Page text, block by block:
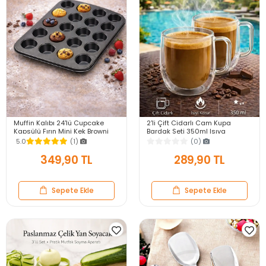
Muffin Kalıbı 24'lü Cupcake
Kapsülü Fırın Mini Kek Browni
Kekstra Kurabiye Kalıbı Muffin
Baking Pan
5.0 (1)
349,90 TL
Sepete Ekle
2'li Çift Cidarlı Cam Kupa
Bardak Seti 350ml Isıya
Dayanıklı Espresso Sunum
Kulplu Kahve Bardağı
(0)
289,90 TL
Sepete Ekle